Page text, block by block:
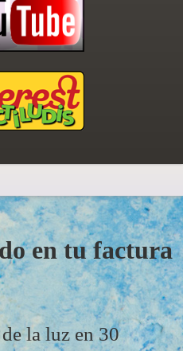
en tu factura
la luz en 30